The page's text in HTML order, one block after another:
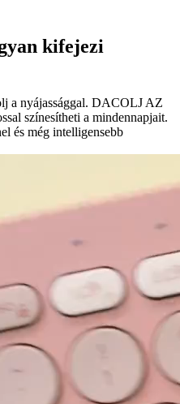
kifejezi
a nyájassággal. DACOLJ AZ
színesítheti a mindennapjait.
és még intelligensebb